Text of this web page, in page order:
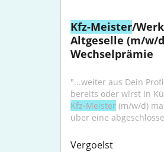
Kfz-Meister/
Altgeselle (m/w/
Wechselprämie
"...weiter aus Dein
Kfz-Meister (m/w/d)
über eine
Vergoelst